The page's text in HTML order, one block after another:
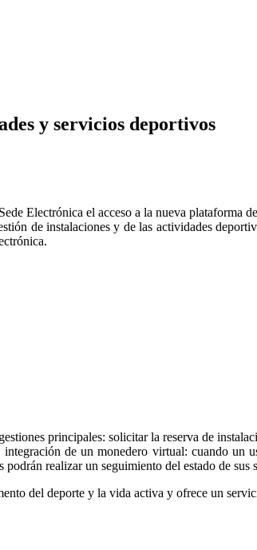
y servicios deportivos
Electrónica el acceso a la nueva plataforma
de instalaciones y de las actividades
principales: solicitar la reserva de
de un monedero virtual: cuando un
realizar un seguimiento del estado de sus
del deporte y la vida activa y ofrece un